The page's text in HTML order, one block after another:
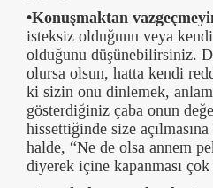
•Konuşmaktan
isteksiz olduğunu veya
olduğunu düşünebilirsiniz.
olursa olsun, hatta kendi
ki sizin onu dinlemek,
gösterdiğiniz çaba onun
hissettiğinde size
halde, “Ne de olsa annem
diyerek içine kapanması